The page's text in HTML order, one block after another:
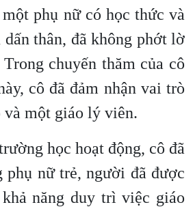
phụ nữ có học thức và
thân, đã không phớt lờ
chuyến thăm của cô
cô đã đảm nhận vai trò
và một giáo lý viên.
học hoạt động, cô đã
phụ nữ trẻ, người đã được
năng duy trì việc giáo